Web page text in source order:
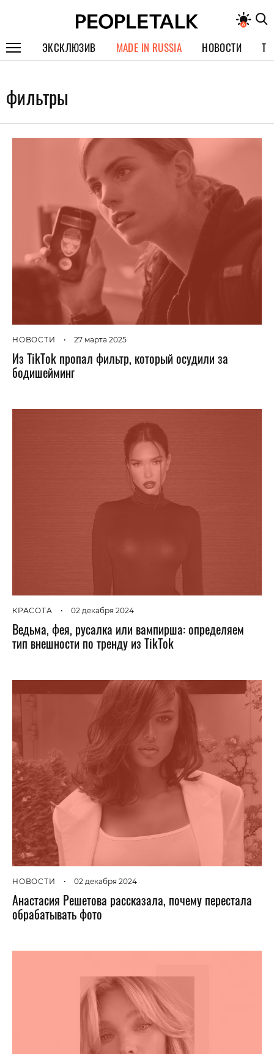
ЭКСКЛЮЗИВ
СПЕЦПРОЕКТЫ
ИНТЕРВЬЮ
ПОКОЛЕНИЕ
MADE IN RUSSIA НОВОСТИ
фильтры
НОВОСТИ • 27 марта 2025
Из TikTok пропал фильтр, который осудили за
бодишейминг
КРАСОТА • 02 декабря 2024
Ведьма, фея, русалка или вампирша: определяем
тип внешности по тренду из TikTok
НОВОСТИ • 02 декабря 2024
Анастасия Решетова рассказала, почему перестала
обрабатывать фото